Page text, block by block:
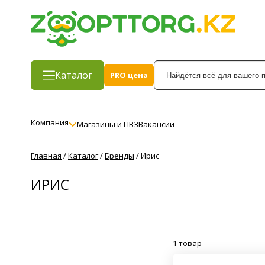
Каталог PRO цена
Компания Магазины и ПВЗВакансии
Главная /Каталог/Бренды /Ирис
ИРИС
1 товар